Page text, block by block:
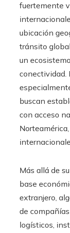
fuertemente
ubicación
tránsito
un
conectividad.
buscan
con acceso
Más allá de
base
extranjero,
de
logísticos,